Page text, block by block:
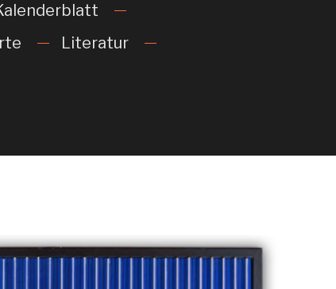
Literatur